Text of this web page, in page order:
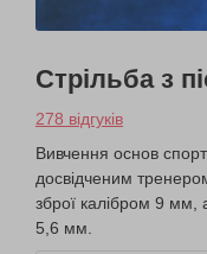
Стрільба з
278 відгуків
Вивчення основ
досвідченим
зброї калібром 9 мм,
5,6 мм.